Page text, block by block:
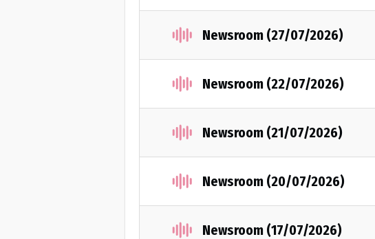
Newsroom (27/07/2026)
Newsroom (22/07/2026)
Newsroom (21/07/2026)
Newsroom (20/07/2026)
Newsroom (17/07/2026)